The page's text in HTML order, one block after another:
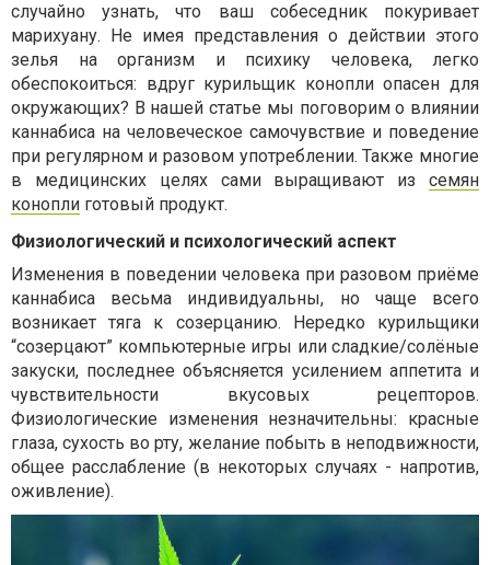
случайно узнать, что ваш собеседник покуривает
марихуану. Не имея представления о действии этого
зелья на организм и психику человека, легко
обеспокоиться: вдруг курильщик конопли опасен для
окружающих? В нашей статье мы поговорим о влиянии
каннабиса на человеческое самочувствие и поведение
при регулярном и разовом употреблении. Также многие
в медицинских целях сами выращивают из семян
конопли готовый продукт.
Физиологический и психологический аспект
Изменения в поведении человека при разовом приёме
каннабиса весьма индивидуальны, но чаще всего
возникает тяга к созерцанию. Нередко курильщики
“созерцают” компьютерные игры или сладкие/солёные
закуски, последнее объясняется усилением аппетита и
чувствительности вкусовых рецепторов.
Физиологические изменения незначительны: красные
глаза, сухость во рту, желание побыть в неподвижности,
общее расслабление (в некоторых случаях - напротив,
оживление).